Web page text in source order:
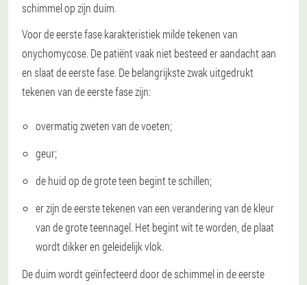
schimmel op zijn duim.
Voor de eerste fasekarakteristiek milde tekenen van
onychomycose. De patiënt vaak niet besteed er aandacht aan
en slaat de eerste fase. De belangrijkste zwak uitgedrukt
tekenen van de eerste fase zijn:
overmatig zweten van de voeten;
geur;
de huid op de grote teen begint te schillen;
er zijn de eerste tekenen van een verandering van de kleur
van de grote teennagel. Het begint wit te worden, de plaat
wordt dikker en geleidelijk vlok.
De duim wordt geïnfecteerd door de schimmel in de eerste